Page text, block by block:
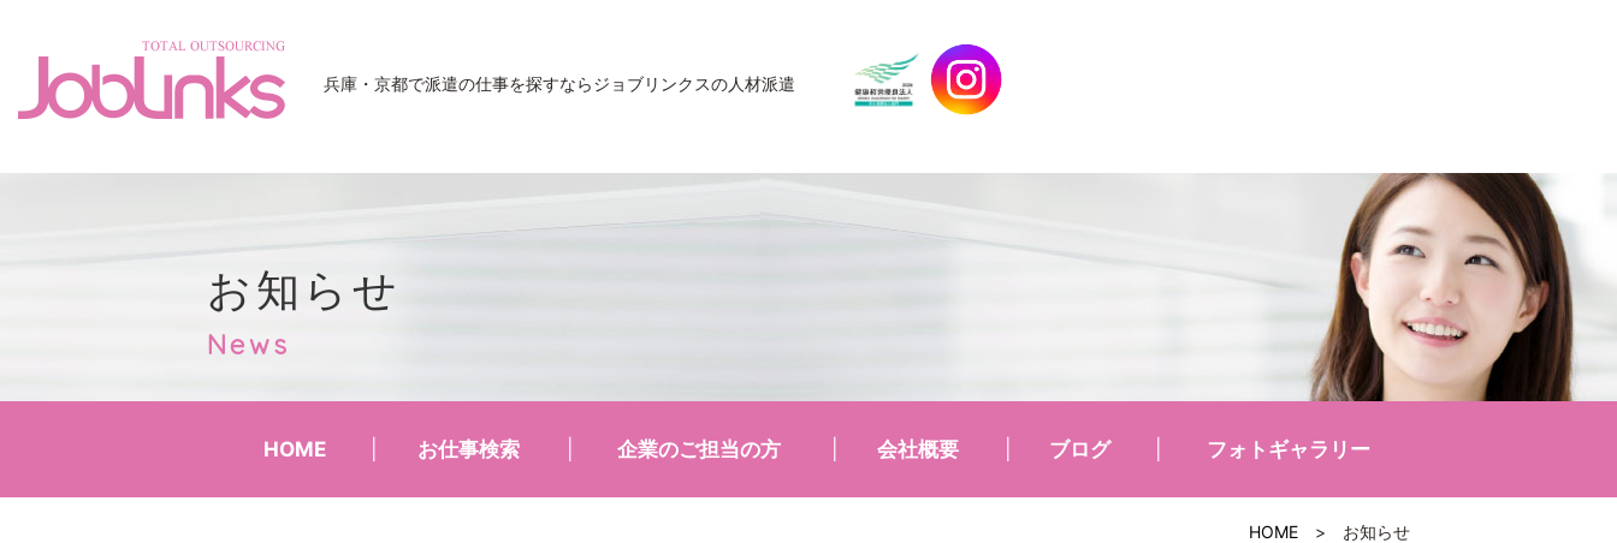
兵庫・京都で派遣の仕事を探すならジョブリンクスの人材派遣
お知らせ
News
HOME お仕事検索 企業のご担当の方 会社概要 ブログ フォトギャラリー
HOME > お知らせ